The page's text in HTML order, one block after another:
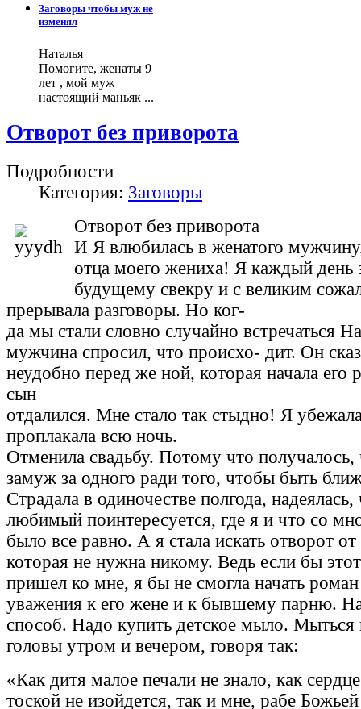
Заговоры чтобы муж не
изменял
Наталья
Помогите, женаты 9
лет , мой муж
настоящий маньяк ...
Отворот без приворота
Подробности
Категория: Заговоры
Отворот без приворота
И Я влюбилась в женатого
отца моего жениха! Я каждый день
будущему свекру и с великим
прерывала разговоры. Но ког-
да мы стали словно случайно встречаться
мужчина спросил, что происхо- дит. Он
неудобно перед же ной, которая начала его
сын
отдалился. Мне стало так стыдно! Я
проплакала всю ночь.
Отменила свадьбу. Потому что
замуж за одного ради того, чтобы быть
Страдала в одиночестве полгода, надеялась,
любимый поинтересуется, где я и что со
было все равно. А я стала искать отворот
которая не нужна никому. Ведь если бы
пришел ко мне, я бы не смогла начать
уважения к его жене и к бывшему парню.
способ. Надо купить детское мыло. Мыться
головы утром и вечером, говоря так:
«Как дитя малое печали не знало, как
тоской не изойдется, так и мне, рабе